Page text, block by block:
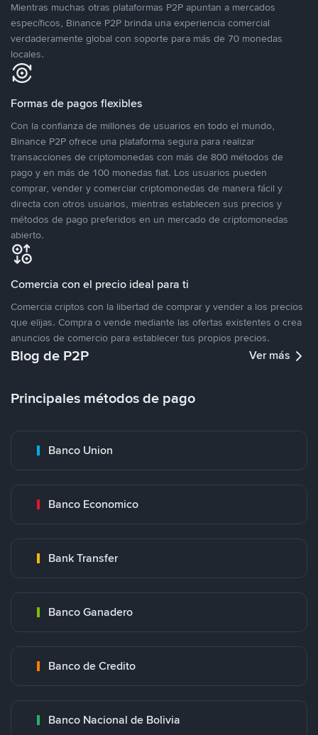
Mientras muchas otras plataformas P2P apuntan a mercados
específicos, Binance P2P brinda una experiencia comercial
verdaderamente global con soporte para más de 70 monedas
locales.
Formas de pagos flexibles
Con la confianza de millones de usuarios en todo el mundo,
Binance P2P ofrece una plataforma segura para realizar
transacciones de criptomonedas con más de 800 métodos de
pago y en más de 100 monedas fiat. Los usuarios pueden
comprar, vender y comerciar criptomonedas de manera fácil y
directa con otros usuarios, mientras establecen sus precios y
métodos de pago preferidos en un mercado de criptomonedas
abierto.
Comercia con el precio ideal para ti
Comercia criptos con la libertad de comprar y vender a los precios
que elijas. Compra o vende mediante las ofertas existentes o crea
anuncios de comercio para establecer tus propios precios.
Blog de P2P Ver más
Principales métodos de pago
Banco Union
Banco Economico
Bank Transfer
Banco Ganadero
Banco de Credito
Banco Nacional de Bolivia